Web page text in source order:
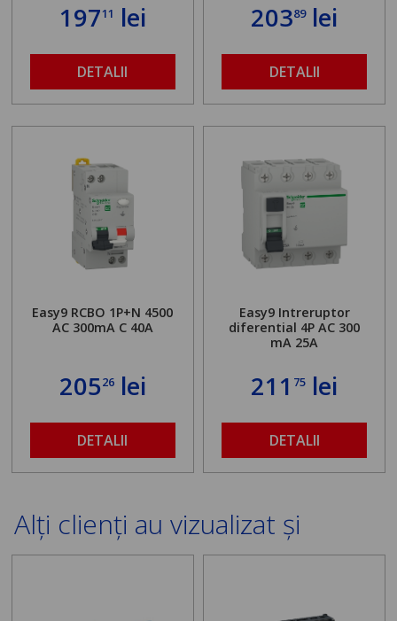
19711 lei
DETALII
20389lei
DETALII
Easy9 RCBO 1P+N 4500
AC 300mA C 40A
20526lei
DETALII
Easy9 Intreruptor
diferential 4P AC 300
mA 25A
211 75 lei
DETALII
Alți clienți au vizualizat și